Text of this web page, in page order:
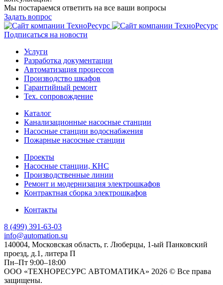
Мы постараемся ответить на все ваши вопросы
Задать вопрос
Подписаться на новости
Услуги
Разработка документации
Автоматизация процессов
Производство шкафов
Гарантийный ремонт
Тех. сопровождение
Каталог
Канализационные насосные станции
Насосные станции водоснабжения
Пожарные насосные станции
Проекты
Насосные станции, КНС
Производственные линии
Ремонт и модернизация электрошкафов
Контрактная сборка электрошкафов
Контакты
8 (499) 391-63-03
info@automation.su
140004, Московская область, г. Люберцы, 1-ый Панковский
проезд, д.1, литера П
Пн–Пт 9:00–18:00
ООО «ТЕХНОРЕСУРС АВТОМАТИКА» 2026 © Все права
защищены.